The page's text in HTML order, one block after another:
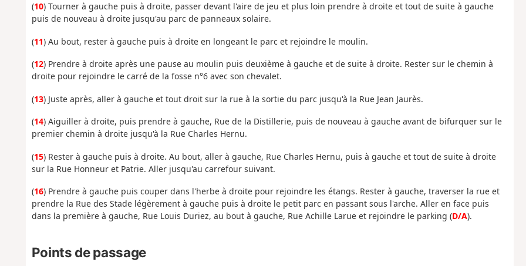
(10) Tourner à gauche puis à droite, passer devant l'aire de jeu et plus loin prendre à droite et tout de suite à gauche
puis de nouveau à droite jusqu'au parc de panneaux solaire.
(11) Au bout, rester à gauche puis à droite en longeant le parc et rejoindre le moulin.
(12) Prendre à droite après une pause au moulin puis deuxième à gauche et de suite à droite. Rester sur le chemin à
droite pour rejoindre le carré de la fosse n°6 avec son chevalet.
(13) Juste après, aller à gauche et tout droit sur la rue à la sortie du parc jusqu'à la Rue Jean Jaurès.
(14) Aiguiller à droite, puis prendre à gauche, Rue de la Distillerie, puis de nouveau à gauche avant de bifurquer sur le
premier chemin à droite jusqu'à la Rue Charles Hernu.
(15) Rester à gauche puis à droite. Au bout, aller à gauche, Rue Charles Hernu, puis à gauche et tout de suite à droite
sur la Rue Honneur et Patrie. Aller jusqu'au carrefour suivant.
(16) Prendre à gauche puis couper dans l'herbe à droite pour rejoindre les étangs. Rester à gauche, traverser la rue et
prendre la Rue des Stade légèrement à gauche puis à droite le petit parc en passant sous l'arche. Aller en face puis
dans la première à gauche, Rue Louis Duriez, au bout à gauche, Rue Achille Larue et rejoindre le parking (D/A).
Points de passage